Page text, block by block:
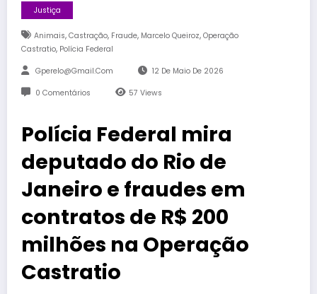
Justiça
Animais, Castração, Fraude, Marcelo Queiroz, Operação
Castratio, Polícia Federal
Gperelo@gmail.com 12 De Maio De 2026
0 Comentários 57 Views
Polícia Federal mira
deputado do Rio de
Janeiro e fraudes em
contratos de R$ 200
milhões na Operação
Castratio